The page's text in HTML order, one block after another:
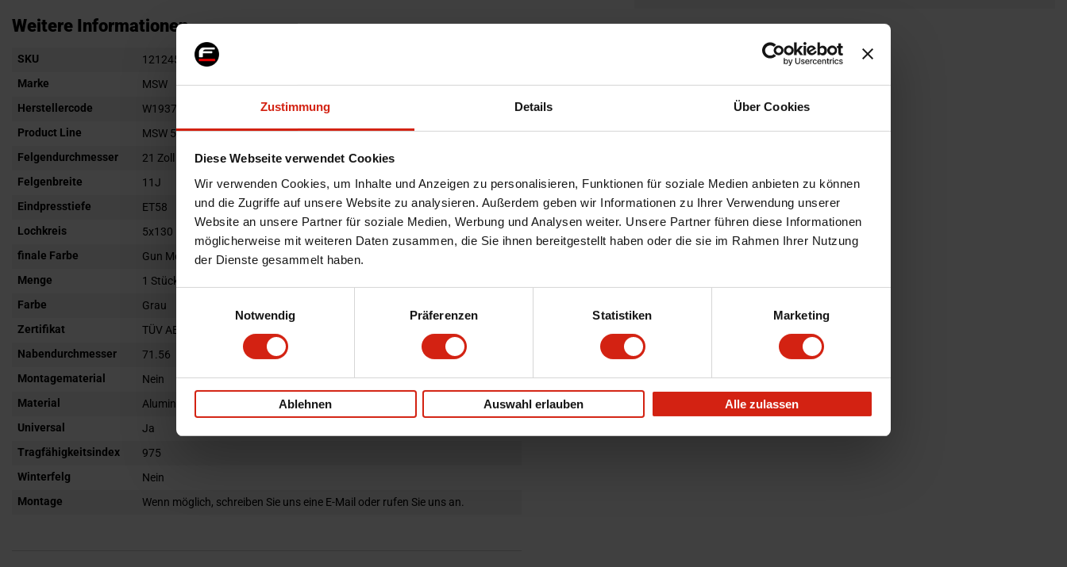
Zustimmung Details Über Cookies
Diese Webseite verwendet Cookies
Wir verwenden Cookies, um Inhalte und Anzeigen zu personalisieren, Funktionen für soziale Medien anbieten zu können
und die Zugriffe auf unsere Website zu analysieren. Außerdem geben wir Informationen zu Ihrer Verwendung unserer
Website an unsere Partner für soziale Medien, Werbung und Analysen weiter. Unsere Partner führen diese Informationen
möglicherweise mit weiteren Daten zusammen, die Sie ihnen bereitgestellt haben oder die sie im Rahmen Ihrer Nutzung
der Dienste gesammelt haben.
Notwendig
Präferenzen Statistiken Marketing
Ablehnen Auswahl erlauben Alle zulassen
Anfang
Bildgalerie
springen
Weitere Informationen
Weitere
SKU
121245
Marke
MSW
Herstellercode
W1937100426
Product Line
MSW 50
Felgendurchmesser
21 Zoll
Felgenbreite
11J
Eindpresstiefe
ET58
Lochkreis
5x130
finale Farbe
Gun Metal Polished
Menge
1 Stück
Farbe
Grau
Zertifikat
TÜV ABE
Nabendurchmesser
71.56
Montagematerial
Nein
Material
Aluminium
Universal
Ja
Tragfähigkeitsindex
975
Winterfelg
Nein
Montage
Wenn möglich, schreiben Sie uns eine E-Mail oder rufen Sie uns an.